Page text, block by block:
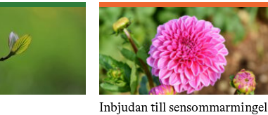
Inbjudan till sensommarmingel